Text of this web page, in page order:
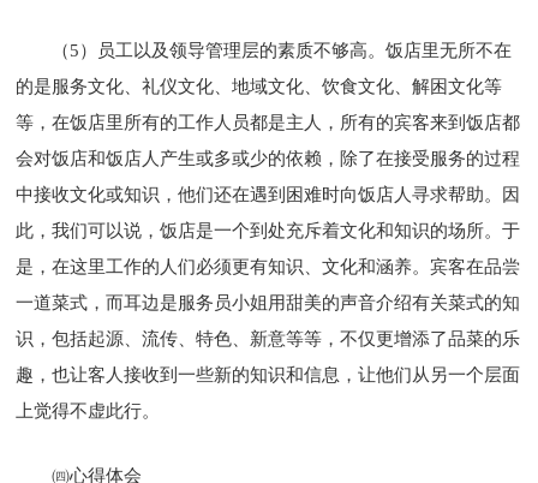
（5）员工以及领导管理层的素质不够高。饭店里无所不在
的是服务文化、礼仪文化、地域文化、饮食文化、解困文化等
等，在饭店里所有的工作人员都是主人，所有的宾客来到饭店都
会对饭店和饭店人产生或多或少的依赖，除了在接受服务的过程
中接收文化或知识，他们还在遇到困难时向饭店人寻求帮助。因
此，我们可以说，饭店是一个到处充斥着文化和知识的场所。于
是，在这里工作的人们必须更有知识、文化和涵养。宾客在品尝
一道菜式，而耳边是服务员小姐用甜美的声音介绍有关菜式的知
识，包括起源、流传、特色、新意等等，不仅更增添了品菜的乐
趣，也让客人接收到一些新的知识和信息，让他们从另一个层面
上觉得不虚此行。
㈣心得体会